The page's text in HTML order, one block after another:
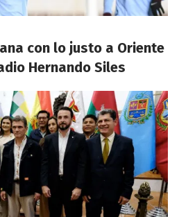
con lo justo a Oriente
Hernando Siles